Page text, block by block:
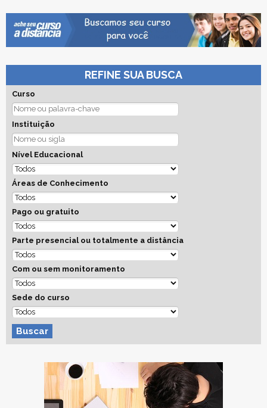
REFINE SUA BUSCA
Curso
Instituição
Nível Educacional
Áreas de Conhecimento
Pago ou gratuito
Parte presencial ou totalmente a distância
Com ou sem monitoramento
Sede do curso
Buscar